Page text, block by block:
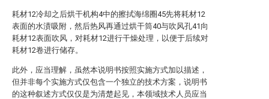
耗材12冷却之后烘干机构4中的擦拭海绵圈45先将耗材12
表面的水渍吸附，然后热风再通过烘干筒40与吹风孔41向
耗材12表面吹风，对耗材12进行干燥处理，以便于后续对
耗材12卷进行储存。
此外，应当理解，虽然本说明书按照实施方式加以描述，
但并非每个实施方式仅包含一个独立的技术方案，说明书
的这种叙述方式仅仅是为清楚起见，本领域技术人员应当